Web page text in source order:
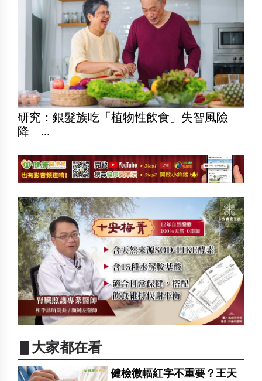
研究：銀髮族吃「植物性飲食」失智風險
降 ...
▋大家都在看
健檢微幅紅字不重要？王天